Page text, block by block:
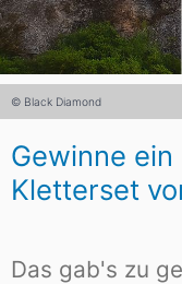
© Black Diamond
Gewinne
Kletterset
Das gab's zu